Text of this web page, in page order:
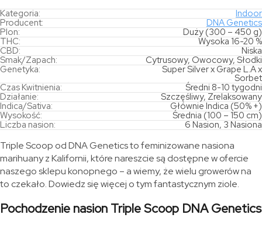
Kategoria:
Indoor
Producent:
DNA Genetics
Plon:
Duży (300 – 450 g)
THC:
Wysoka 16-20 %
CBD:
Niska
Smak/Zapach:
Cytrusowy, Owocowy, Słodki
Genetyka:
Super Silver x Grape L.A x
Sorbet
Czas Kwitnienia:
Średni 8-10 tygodni
Działanie:
Szczęśliwy, Zrelaksowany
Indica/Sativa:
Głównie Indica (50% +)
Wysokość:
Średnia (100 – 150 cm)
Liczba nasion:
6 Nasion, 3 Nasiona
Triple Scoop od DNA Genetics to feminizowane nasiona
marihuany z Kalifornii, które nareszcie są dostępne w ofercie
naszego sklepu konopnego – a wiemy, że wielu growerów na
to czekało. Dowiedz się więcej o tym fantastycznym ziole.
Pochodzenie nasion Triple Scoop DNA Genetics